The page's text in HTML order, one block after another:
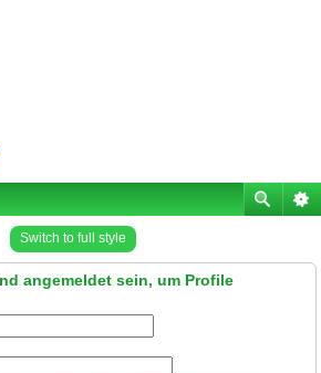
Switch to full style
angemeldet sein, um Profile